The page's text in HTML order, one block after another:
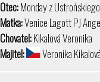
Otec:Monday z
Matka:Venice Lagott PJ
Chovatel:Kikalová Veronika
Majitel:
Veronika Kikalová